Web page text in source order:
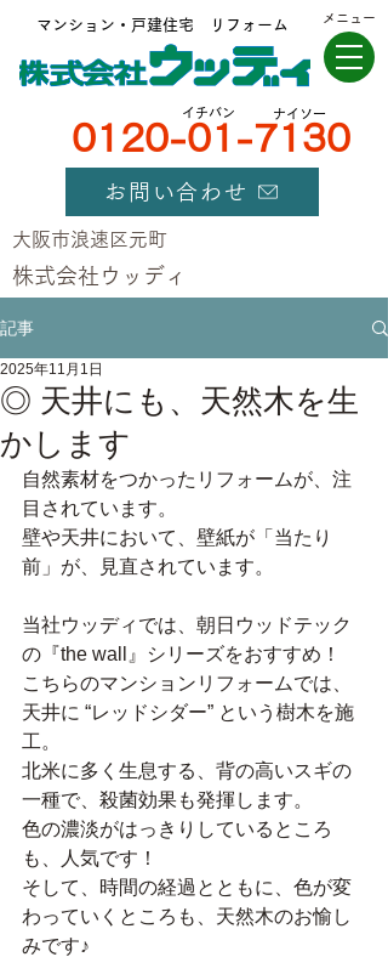
マンション・戸建住宅 リフォーム メニュー
0120-01-7130
ナイソー
​イチバン
お問い合わせ
大阪市浪速区元町
​株式会社ウッディ
記事
◎ 天井にも、天然木を生
かします
2025年11月1日
自然素材をつかったリフォームが、注
目されています。
壁や天井において、壁紙が「当たり
前」が、見直されています。
当社ウッディでは、朝日ウッドテック
の『the wall』シリーズをおすすめ！
こちらのマンションリフォームでは、
天井に “レッドシダー” という樹木を施
工。
北米に多く生息する、背の高いスギの
一種で、殺菌効果も発揮します。
色の濃淡がはっきりしているところ
も、人気です！
そして、時間の経過とともに、色が変
わっていくところも、天然木のお愉し
みです♪